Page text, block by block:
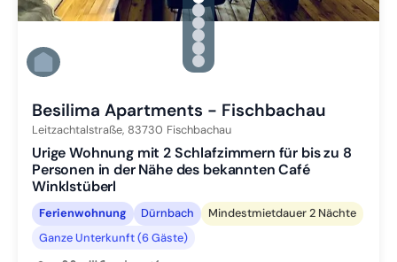
Zu Slide 1 wechseln
Zu Slide 2 wechseln
Zu Slide 3 wechseln
Zu Slide 4 wechseln
Zu Slide 5 wechseln
Zu Slide 6 wechseln
Besilima Apartments - Fischbachau
Leitzachtalstraße, 83730 Fischbachau
Urige Wohnung mit 2 Schlafzimmern für bis zu 8
Personen in der Nähe des bekannten Café
Winklstüberl
Ferienwohnung Dürnbach
Mindestmietdauer 2 Nächte
Ganze Unterkunft (6 Gäste)